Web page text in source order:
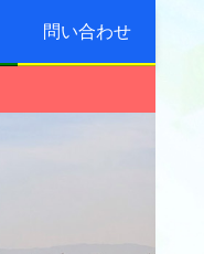
問い合わせ